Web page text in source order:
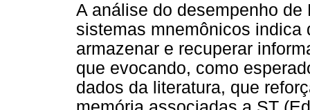
A análise do desempenho
sistemas mnemônicos indica
armazenar e recuperar
que evocando, como
dados da literatura, que